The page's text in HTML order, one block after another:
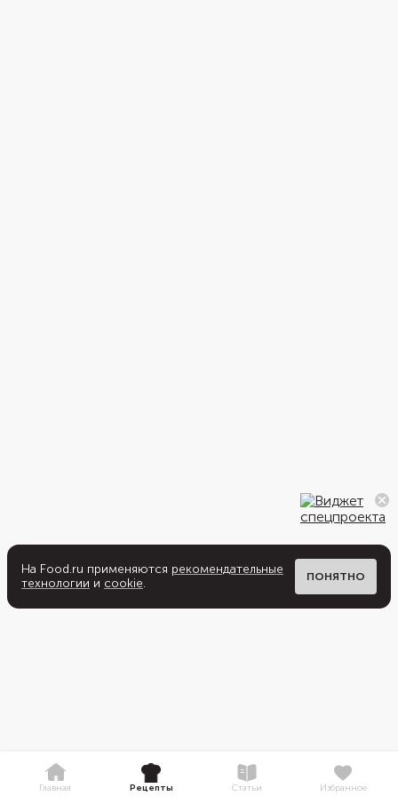
На Food.ru применяются рекомендательные
технологии и cookie. ПОНЯТНО
Главная Рецепты Статьи Избранное